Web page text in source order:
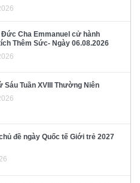
Cha Emmanuel cử hành
Thêm Sức- Ngày 06.08.2026
Sáu Tuần XVIII Thường Niên
đề ngày Quốc tế Giới trẻ 2027